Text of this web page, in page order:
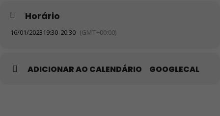
Horário
16/01/202319:30-20:30 (GMT+00:00)
ADICIONAR AO CALENDÁRIO GOOGLECAL